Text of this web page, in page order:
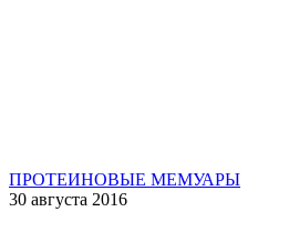
ПРОТЕИНОВЫЕ МЕМУАРЫ
30 августа 2016